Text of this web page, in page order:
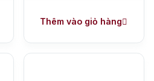
Thêm vào giỏ hàng